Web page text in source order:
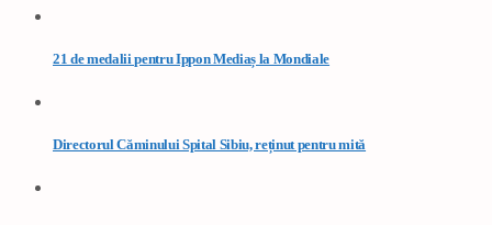
21 de medalii pentru Ippon Mediaș la Mondiale
Directorul Căminului Spital Sibiu, reținut pentru mită